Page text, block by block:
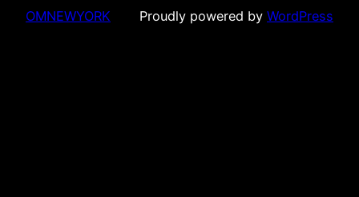
OMNEWYORK Proudly powered by WordPress